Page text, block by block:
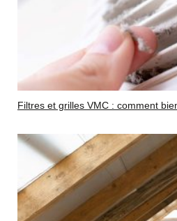
Filtres et grilles VMC : comment